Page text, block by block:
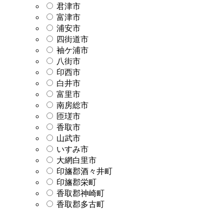
君津市
富津市
浦安市
四街道市
袖ケ浦市
八街市
印西市
白井市
富里市
南房総市
匝瑳市
香取市
山武市
いすみ市
大網白里市
印旛郡酒々井町
印旛郡栄町
香取郡神崎町
香取郡多古町